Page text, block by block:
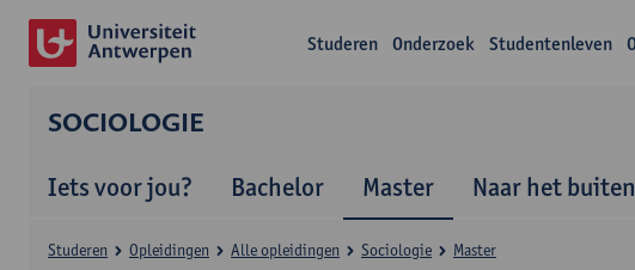
Studeren Onderzoek Studentenleven
SOCIOLOGIE
Iets voor jou? Bachelor Master Naar het
Studeren Opleidingen Alle opleidingen Sociologie Master